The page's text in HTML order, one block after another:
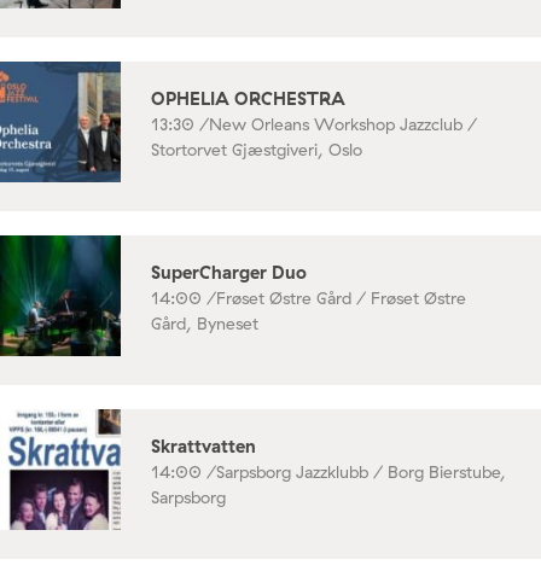
OPHELIA ORCHESTRA
13:30 /New Orleans Workshop Jazzclub /
Stortorvet Gjæstgiveri, Oslo
SuperCharger Duo
14:00 /Frøset Østre Gård / Frøset Østre
Gård, Byneset
Skrattvatten
14:00 /Sarpsborg Jazzklubb / Borg Bierstube,
Sarpsborg